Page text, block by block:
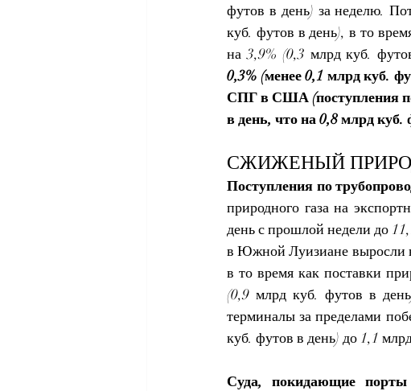
футов в день) за неделю.
куб. футов в день), в то
на 3,9% (0,3 млрд куб.
0,3% (менее 0,1 млрд куб.
СПГ в США (поступления
в день, что на 0,8 млрд
СЖИЖЕНЫЙ
Поступления по
природного газа на
день с прошлой недели до
в Южной Луизиане выросли
в то время как поставки
(0,9 млрд куб. футов в
терминалы за пределами
куб. футов в день) до 1,1
Суда, покидающие